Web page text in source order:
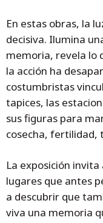
En estas obras, la
decisiva. Ilumina
memoria, revela lo
la acción ha
costumbristas
tapices, las
sus figuras para
cosecha, fertilidad,
La exposición
lugares que antes
a descubrir que
viva una memoria